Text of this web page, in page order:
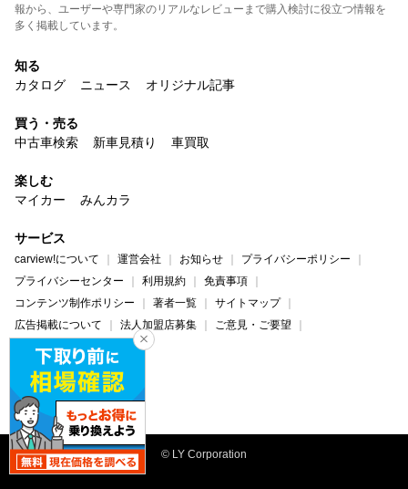
報から、ユーザーや専門家のリアルなレビューまで購入検討に役立つ情報を
多く掲載しています。
知る
カタログ
ニュース オリジナル記事
買う・売る
中古車検索
新車見積り 車買取
楽しむ
マイカー
みんカラ
サービス
carview!について 運営会社 お知らせ
プライバシーポリシー
プライバシーセンター
利用規約
免責事項
コンテンツ制作ポリシー
著者一覧
サイトマップ
広告掲載について
法人加盟店募集
ご意見・ご要望
ヘルプ・お問い合わせ
carview! Yahoo! JAPAN
© LY Corporation